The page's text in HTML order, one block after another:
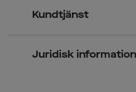
Kontaktlinser
Kundtjänst
Juridisk information